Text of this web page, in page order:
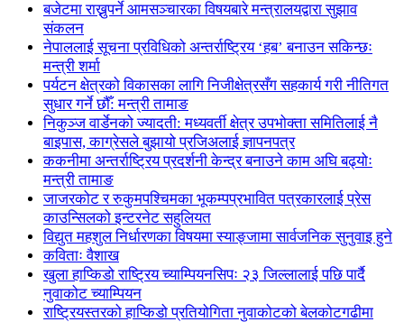
बजेटमा राख्नुपर्ने आमसञ्चारका विषयबारे मन्त्रालयद्वारा सुझाव
संकलन
नेपाललाई सूचना प्रविधिको अन्तर्राष्ट्रिय ‘हब’ बनाउन सकिन्छः
मन्त्री शर्मा
पर्यटन क्षेत्रको विकासका लागि निजीक्षेत्रसँग सहकार्य गरी नीतिगत
सुधार गर्ने छौँ: मन्त्री तामाङ
निकुञ्ज वार्डेनको ज्यादती: मध्यवर्ती क्षेत्र उपभोक्ता समितिलाई नै
बाइपास, काग्रेसले बुझायो प्रजिअलाई ज्ञापनपत्र
ककनीमा अन्तर्राष्ट्रिय प्रदर्शनी केन्द्र बनाउने काम अघि बढ्योः
मन्त्री तामाङ
जाजरकोट र रुकुमपश्चिमका भूकम्पप्रभावित पत्रकारलाई प्रेस
काउन्सिलको इन्टरनेट सहुलियत
विद्युत महशुल निर्धारणका विषयमा स्याङ्जामा सार्वजनिक सुनुवाइ हुने
कविताः वैशाख
खुला हाप्किडो राष्ट्रिय च्याम्पियनसिपः २३ जिल्लालाई पछि पार्दै
नुवाकोट च्याम्पियन
राष्ट्रियस्तरको हाप्किडो प्रतियोगिता नुवाकोटको बेलकोटगढीमा